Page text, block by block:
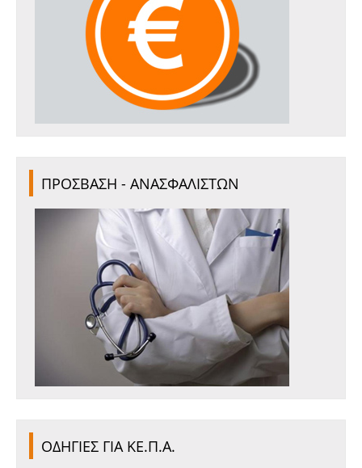
ΠΡΟΣΒΑΣΗ - ΑΝΑΣΦΑΛΙΣΤΩΝ
ΟΔΗΓΙΕΣ ΓΙΑ ΚΕ.Π.Α.